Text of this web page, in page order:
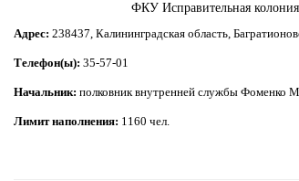
ФКУ Исправительная
Адрес: 238437, Калининградская область,
Телефон(ы): 35-57-01
Начальник: полковник внутренней службы Фоменко
Лимит наполнения: 1160 чел.